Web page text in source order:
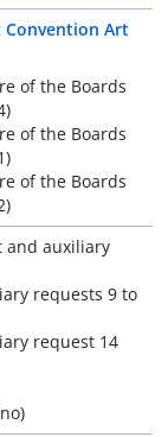
Convention Art
of the Boards
of the Boards
of the Boards
and auxiliary
requests 9 to
request 14